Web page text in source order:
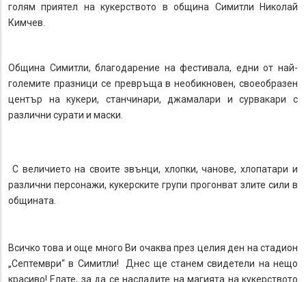
голям приятел на кукерството в община Симитли Николай
Кимчев.
Община Симитли, благодарение на фестивала, едни от най-
големите празници се превръща в необикновен, своеобразен
център на кукери, станчинари, джамалари и сурвакари с
различни сурати и маски.
С величието на своите звънци, хлопки, чанове, хлопатари и
различни персонажи, кукерските групи прогонват злите сили в
общината.
Всичко това и още много Ви очаква през целия ден на стадион
„Септември“ в Симитли! Днес ще станем свидетели на нещо
красиво! Елате, за да се насладите на магията на кукерството